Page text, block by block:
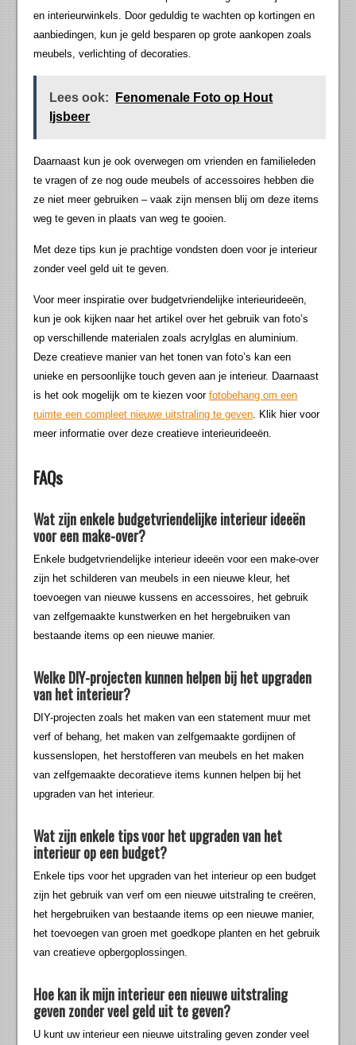
en interieurwinkels. Door geduldig te wachten op kortingen en
aanbiedingen, kun je geld besparen op grote aankopen zoals
meubels, verlichting of decoraties.
Lees ook:
Fenomenale Foto op Hout
Ijsbeer
Daarnaast kun je ook overwegen om vrienden en familieleden
te vragen of ze nog oude meubels of accessoires hebben die
ze niet meer gebruiken – vaak zijn mensen blij om deze items
weg te geven in plaats van weg te gooien.
Met deze tips kun je prachtige vondsten doen voor je interieur
zonder veel geld uit te geven.
Voor meer inspiratie over budgetvriendelijke interieurideeën,
kun je ook kijken naar het artikel over het gebruik van foto’s
op verschillende materialen zoals acrylglas en aluminium.
Deze creatieve manier van het tonen van foto’s kan een
unieke en persoonlijke touch geven aan je interieur. Daarnaast
is het ook mogelijk om te kiezen voorfotobehang om een
ruimte een compleet nieuwe uitstraling te geven . Klik hier voor
meer informatie over deze creatieve interieurideeën.
FAQs
Wat zijn enkele budgetvriendelijke interieur ideeën
voor een make-over?
Enkele budgetvriendelijke interieur ideeën voor een make-over
zijn het schilderen van meubels in een nieuwe kleur, het
toevoegen van nieuwe kussens en accessoires, het gebruik
van zelfgemaakte kunstwerken en het hergebruiken van
bestaande items op een nieuwe manier.
Welke DIY-projecten kunnen helpen bij het upgraden
van het interieur?
DIY-projecten zoals het maken van een statement muur met
verf of behang, het maken van zelfgemaakte gordijnen of
kussenslopen, het herstofferen van meubels en het maken
van zelfgemaakte decoratieve items kunnen helpen bij het
upgraden van het interieur.
Wat zijn enkele tips voor het upgraden van het
interieur op een budget?
Enkele tips voor het upgraden van het interieur op een budget
zijn het gebruik van verf om een nieuwe uitstraling te creëren,
het hergebruiken van bestaande items op een nieuwe manier,
het toevoegen van groen met goedkope planten en het gebruik
van creatieve opbergoplossingen.
Hoe kan ik mijn interieur een nieuwe uitstraling
geven zonder veel geld uit te geven?
U kunt uw interieur een nieuwe uitstraling geven zonder veel